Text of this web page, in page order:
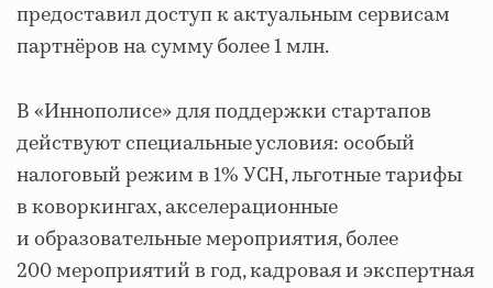
предоставил доступ к актуальным сервисам
партнёров на сумму более 1 млн.
В «Иннополисе» для поддержки стартапов
действуют специальные условия: особый
налоговый режим в 1% УСН, льготные тарифы
в коворкингах, акселерационные
и образовательные мероприятия, более
200 мероприятий в год, кадровая и экспертная